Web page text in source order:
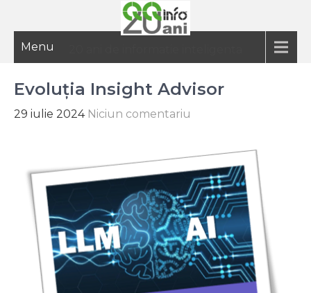
Menu
Evoluția Insight Advisor
29 iulie 2024 Niciun comentariu